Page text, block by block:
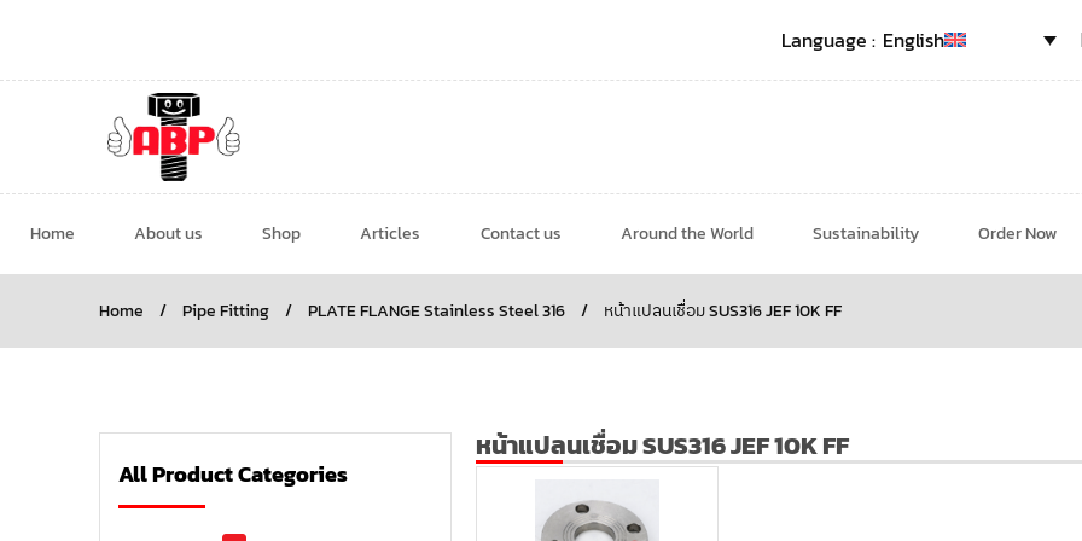
English
Home About us Shop Articles Contact us Around the World Sustainability Order Now
Home / Pipe Fitting / PLATE FLANGE Stainless Steel 316 / หน้าแปลนเชื่อม SUS316 JEF 10K FF
All Product Categories
หน้าแปลนเชื่อม SUS316 JEF 10K FF